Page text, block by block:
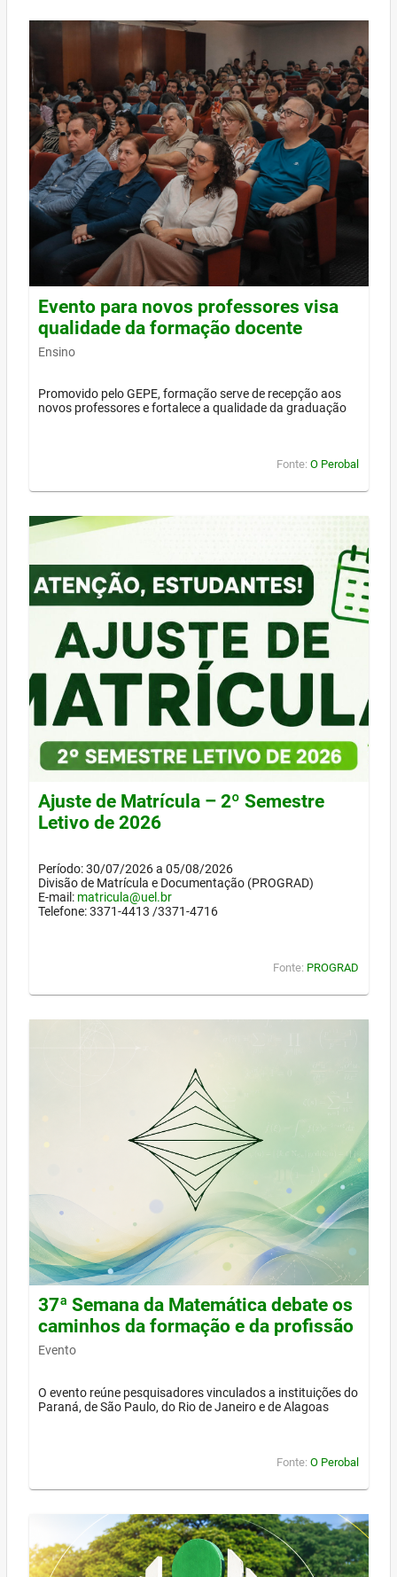
Evento para novos professores visa
qualidade da formação docente
Ensino
Promovido pelo GEPE, formação serve de recepção aos
novos professores e fortalece a qualidade da graduação
Fonte: O Perobal
Ajuste de Matrícula – 2º Semestre
Letivo de 2026
Período: 30/07/2026 a 05/08/2026
Divisão de Matrícula e Documentação (PROGRAD)
E-mail: matricula@uel.br
Telefone: 3371-4413 /3371-4716
Fonte: PROGRAD
37ª Semana da Matemática debate os
caminhos da formação e da profissão
Evento
O evento reúne pesquisadores vinculados a instituições do
Paraná, de São Paulo, do Rio de Janeiro e de Alagoas
Fonte: O Perobal